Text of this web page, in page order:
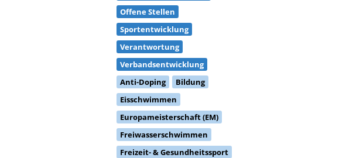
Offene Stellen
Sportentwicklung
Verantwortung
Verbandsentwicklung
Anti-Doping
Bildung
Eisschwimmen
Europameisterschaft (EM)
Freiwasserschwimmen
Freizeit- & Gesundheitssport